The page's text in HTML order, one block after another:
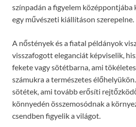
színpadán a figyelem középpontjába
egy művészeti kiállításon szerepelne.
A nőstények és a fiatal példányok
visszafogott eleganciát képviselik,
fekete vagy sötétbarna, ami
számukra a természetes
sötétek, ami tovább erősíti
könnyedén összemosódnak a
csendben figyelik a világot.